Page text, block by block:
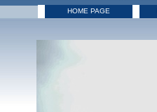
HOME PAGE